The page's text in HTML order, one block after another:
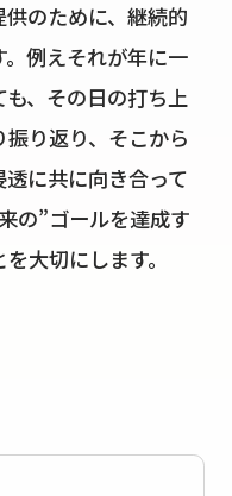
のために、継続的
例えそれが年に一
、その日の打ち上
り返り、そこから
に共に向き合って
の”ゴールを達成す
大切にします。